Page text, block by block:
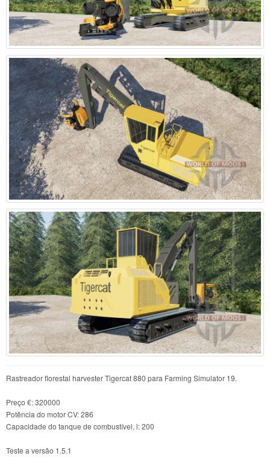
Rastreador florestal harvester Tigercat 880 para Farming Simulator 19.
Preço €: 320000
Potência do motor CV: 286
Capacidade do tanque de combustível, l: 200
Teste a versão 1.5.1